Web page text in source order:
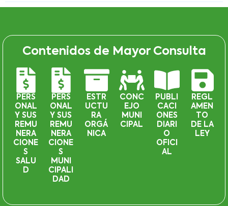
Contenidos de Mayor Consulta
PERS
ONAL
Y SUS
REMU
NERA
CIONE
S
SALU
D
PERS
ONAL
Y SUS
REMU
NERA
CIONE
S
MUNI
CIPALI
DAD
ESTR
UCTU
RA
ORGÁ
NICA
CONC
EJO
MUNI
CIPAL
PUBLI
CACI
ONES
DIARI
O
OFICI
AL
REGL
AMEN
TO
DE LA
LEY